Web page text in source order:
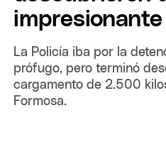
La Policía iba por la
prófugo, pero terminó
cargamento de 2.500
Formosa.